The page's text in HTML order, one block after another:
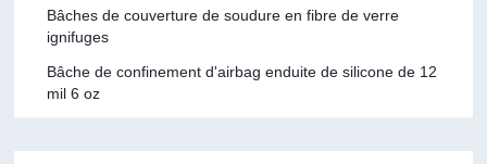
Bâches de couverture de soudure en fibre de verre
ignifuges
Bâche de confinement d'airbag enduite de silicone de 12
mil 6 oz